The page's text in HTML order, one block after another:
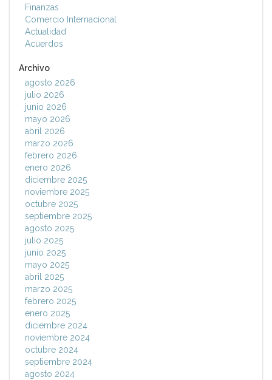
Finanzas
Comercio Internacional
Actualidad
Acuerdos
Archivo
agosto 2026
julio 2026
junio 2026
mayo 2026
abril 2026
marzo 2026
febrero 2026
enero 2026
diciembre 2025
noviembre 2025
octubre 2025
septiembre 2025
agosto 2025
julio 2025
junio 2025
mayo 2025
abril 2025
marzo 2025
febrero 2025
enero 2025
diciembre 2024
noviembre 2024
octubre 2024
septiembre 2024
agosto 2024